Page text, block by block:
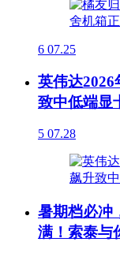
6 07.25
英伟达
致中低端显
5 07.28
暑期档必冲
满！索泰与